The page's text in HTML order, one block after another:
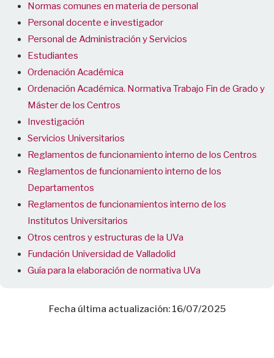
Normas comunes en materia de personal
Personal docente e investigador
Personal de Administración y Servicios
Estudiantes
Ordenación Académica
Ordenación Académica. Normativa Trabajo Fin de Grado y
Máster de los Centros
Investigación
Servicios Universitarios
Reglamentos de funcionamiento interno de los Centros
Reglamentos de funcionamiento interno de los
Departamentos
Reglamentos de funcionamientos interno de los
Institutos Universitarios
Otros centros y estructuras de la UVa
Fundación Universidad de Valladolid
Guía para la elaboración de normativa UVa
Fecha última actualización: 16/07/2025